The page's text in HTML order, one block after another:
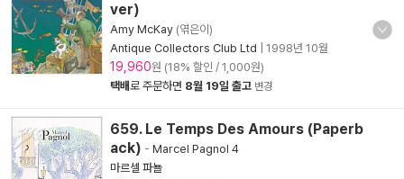
ver)
Amy McKay (엮은이)
Antique Collectors Club Ltd
1998년 10월
19,960원 (18% 할인 / 1,000원)
택배로 주문하면 8월 19일 출고 변경
659. Le Temps Des Amours (Paperb
ack) - Marcel Pagnol 4
마르셀 파뇰